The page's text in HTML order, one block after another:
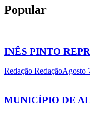
Popular
INÊS PINTO
Redação RedaçãoAgosto
MUNICÍPIO DE